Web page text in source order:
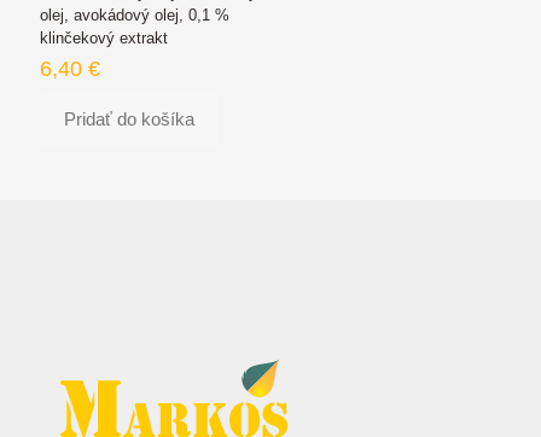
olej, avokádový olej, 0,1 %
klinčekový extrakt
6,40 €
Pridať do košíka